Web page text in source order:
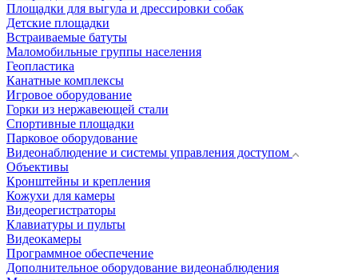
Площадки для выгула и дрессировки собак
Детские площадки
Встраиваемые батуты
Маломобильные группы населения
Геопластика
Канатные комплексы
Игровое оборудование
Горки из нержавеющей стали
Спортивные площадки
Парковое оборудование
Видеонаблюдение и системы управления доступом
Объективы
Кронштейны и крепления
Кожухи для камеры
Видеорегистраторы
Клавиатуры и пульты
Видеокамеры
Программное обеспечение
Дополнительное оборудование видеонаблюдения